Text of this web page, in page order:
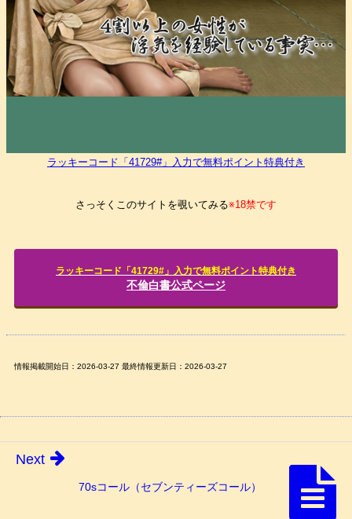
ラッキーコード「41729#」入力で無料ポイント特典付き
さっそくこのサイトを覗いてみる※18禁です
ラッキーコード「41729#」入力で無料ポイント特典付き
不倫白書公式ページ
情報掲載開始日：2026-03-27 最終情報更新日：2026-03-27
70sコール（セブンティーズコール）
Next